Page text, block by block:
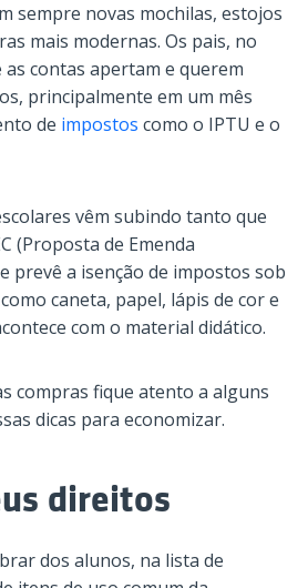
sempre novas mochilas, estojos
mais modernas. Os pais, no
contas apertam e querem
principalmente em um mês
de impostos como o IPTU e o
vêm subindo tanto que
(Proposta de Emenda
prevê a isenção de impostos sob
caneta, papel, lápis de cor e
com o material didático.
compras fique atento a alguns
dicas para economizar.
direitos
dos alunos, na lista de